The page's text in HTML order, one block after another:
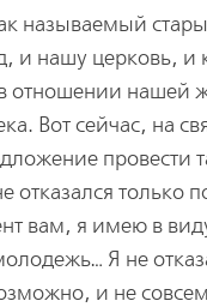
называемый
и нашу церковь, и
отношении нашей
Вот сейчас, на
провести
только
вам, я имею в
Я не
и не